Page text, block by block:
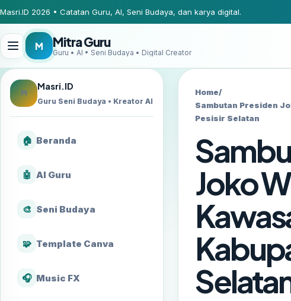
Masri.ID 2026 • Catatan Guru, AI, Seni Budaya, dan karya digital.
M Mitra Guru
Guru • AI • Seni Budaya • Digital Creator
M
Masri.ID
Guru Seni Budaya • Kreator AI
🏠 Beranda
🤖 AI Guru
🎨 Seni Budaya
🧩 Template Canva
🎧 Music FX
Home/
Sambutan Presiden
Pesisir Selatan
Joko